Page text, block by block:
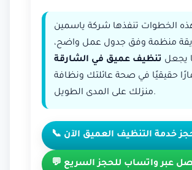
الخطوات تنفذها شركة ياسمين
منظمة وفق جدول عمل واضح،
يجعل تنظيف عميق في الشارقة
حقيقيًا في صحة عائلتك ونظافة
منزلك على المدى الطويل.
احجز خدمة التنظيف العميق الآن
عبر واتساب للحجز السريع